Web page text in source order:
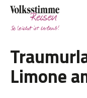
Limone